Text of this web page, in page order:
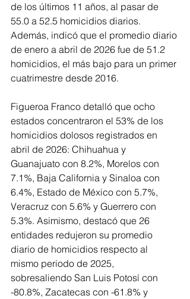
de los últimos 11 años, al pasar de
55.0 a 52.5 homicidios diarios.
Además, indicó que el promedio diario
de enero a abril de 2026 fue de 51.2
homicidios, el más bajo para un primer
cuatrimestre desde 2016.
Figueroa Franco detalló que ocho
estados concentraron el 53% de los
homicidios dolosos registrados en
abril de 2026: Chihuahua y
Guanajuato con 8.2%, Morelos con
7.1%, Baja California y Sinaloa con
6.4%, Estado de México con 5.7%,
Veracruz con 5.6% y Guerrero con
5.3%. Asimismo, destacó que 26
entidades redujeron su promedio
diario de homicidios respecto al
mismo periodo de 2025,
sobresaliendo San Luis Potosí con
-80.8%, Zacatecas con -61.8% y